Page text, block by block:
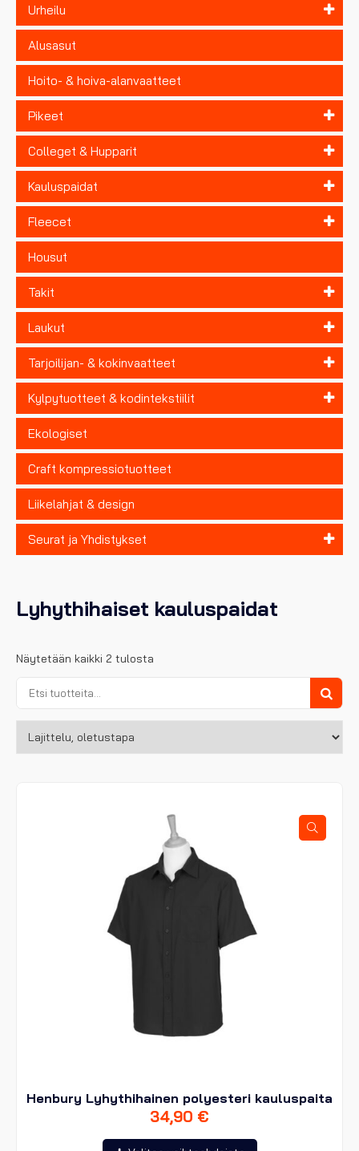
Urheilu
Alusasut
Hoito- & hoiva-alanvaatteet
Pikeet
Colleget & Hupparit
Kauluspaidat
Fleecet
Housut
Takit
Laukut
Tarjoilijan- & kokinvaatteet
Kylpytuotteet & kodintekstiilit
Ekologiset
Craft kompressiotuotteet
Liikelahjat & design
Seurat ja Yhdistykset
Lyhythihaiset kauluspaidat
Näytetään kaikki 2 tulosta
Henbury Lyhythihainen polyesteri kauluspaita
34,90 €
Tällä